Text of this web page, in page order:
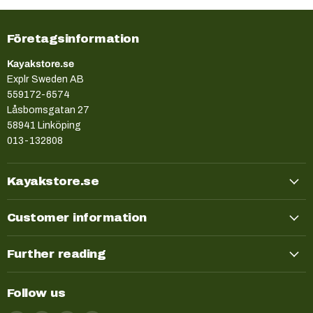
Företagsinformation
Kayakstore.se
Explr Sweden AB
559172-6574
Låsbomsgatan 27
58941 Linköping
013-132808
Kayakstore.se
Customer information
Further reading
Follow us